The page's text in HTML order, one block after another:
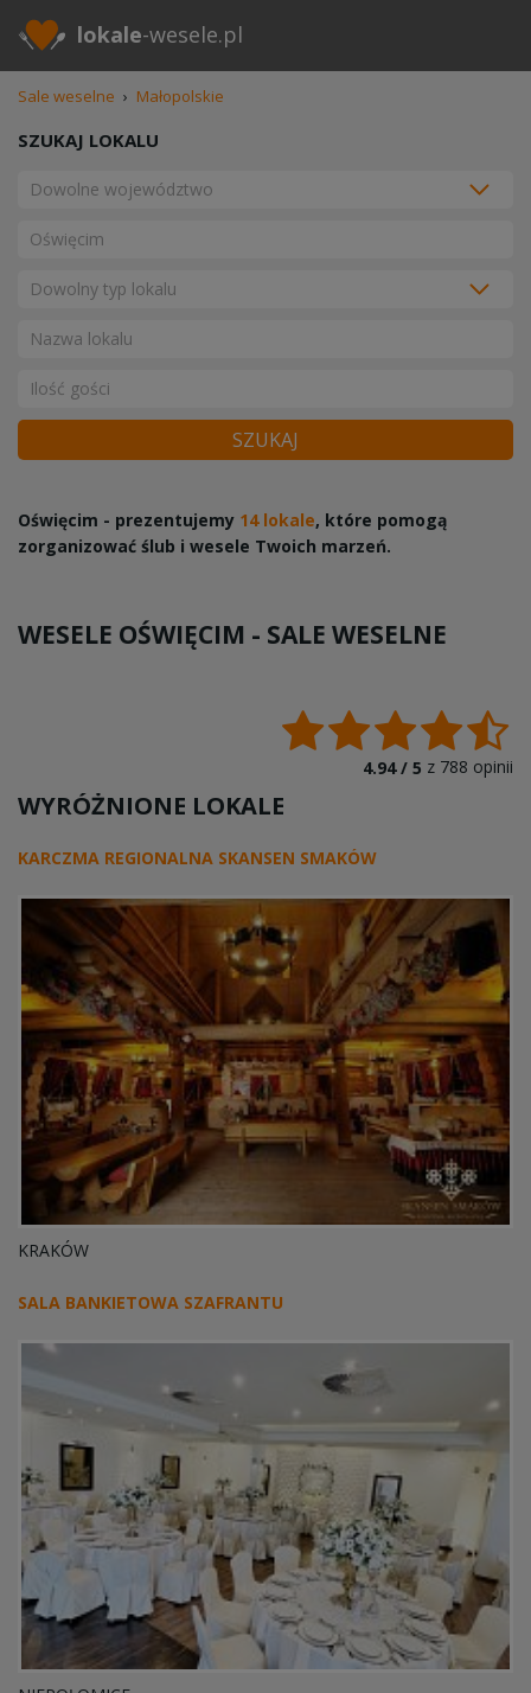
lokale-wesele.pl
Sale weselne › Małopolskie
SZUKAJ LOKALU
SZUKAJ
Oświęcim - prezentujemy 14 lokale, które pomogą
zorganizować ślub i wesele Twoich marzeń.
WESELE OŚWIĘCIM - SALE WESELNE
4.94 / 5 z 788 opinii
WYRÓŻNIONE LOKALE
KARCZMA REGIONALNA SKANSEN SMAKÓW
KRAKÓW
SALA BANKIETOWA SZAFRANTU